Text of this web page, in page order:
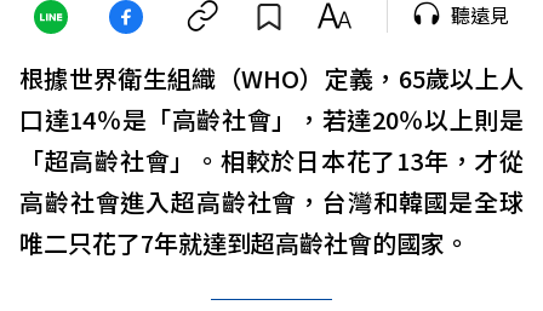
聽遠見
根據世界衛生組織（WHO）定義，65歲以上人
口達14％是「高齡社會」，若達20％以上則是
「超高齡社會」。相較於日本花了13年，才從
高齡社會進入超高齡社會，台灣和韓國是全球
唯二只花了7年就達到超高齡社會的國家。